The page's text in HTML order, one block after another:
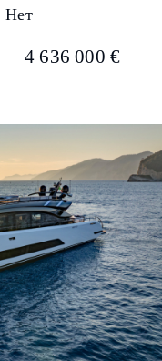
Нет
4 636 000 €